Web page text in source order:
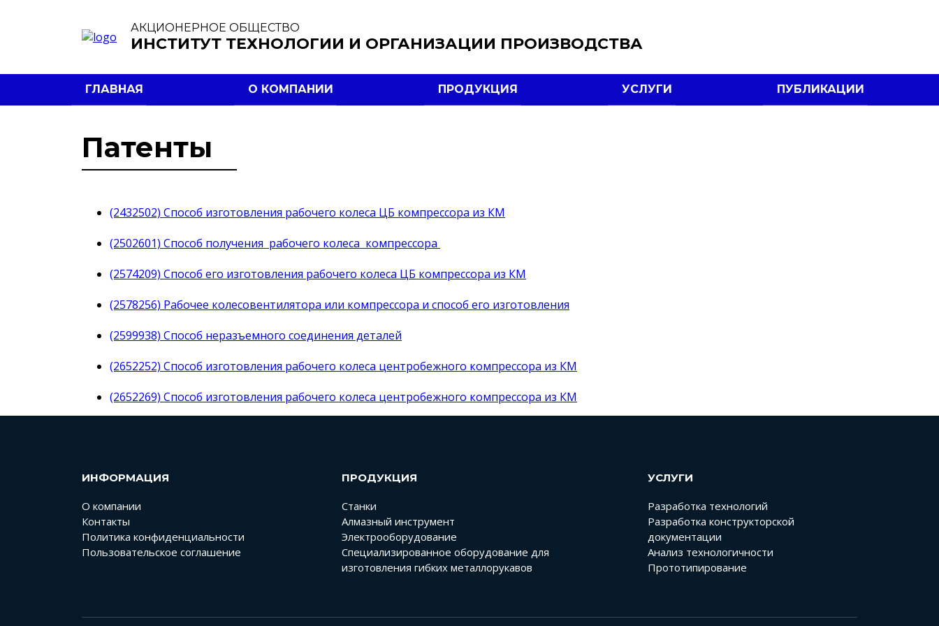
АКЦИОНЕРНОЕ ОБЩЕСТВО
ИНСТИТУТ ТЕХНОЛОГИИ И ОРГАНИЗАЦИИ ПРОИЗВОДСТВА
ГЛАВНАЯ О КОМПАНИИ ПРОДУКЦИЯ УСЛУГИ ПУБЛИКАЦИИ
Патенты
(2432502) Способ изготовления рабочего колеса ЦБ компрессора из КМ
(2502601) Способ получения рабочего колеса компрессора
(2574209) Способ его изготовления рабочего колеса ЦБ компрессора из КМ
(2578256) Рабочее колесовентилятора или компрессора и способ его изготовления
(2599938) Способ неразъемного соединения деталей
(2652252) Способ изготовления рабочего колеса центробежного компрессора из КМ
(2652269) Способ изготовления рабочего колеса центробежного компрессора из КМ
ИНФОРМАЦИЯ
О компании
Контакты
Политика конфиденциальности
Пользовательское соглашение
ПРОДУКЦИЯ
Станки
Алмазный инструмент
Электрооборудование
Специализированное оборудование для
изготовления гибких металлорукавов
УСЛУГИ
Разработка технологий
Разработка конструкторской
документации
Анализ технологичности
Прототипирование